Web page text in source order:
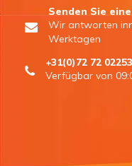
Senden Sie
Wir antworten
Werktagen
+31(0)72 72 02253
Verfügbar von